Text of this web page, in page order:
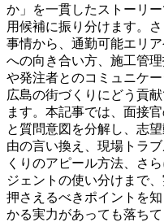
か」を一貫したストーリ
用候補に振り分けます。
事情から、通勤可能エリ
への向き合い方、施工管
や発注者とのコミュニケ
広島の街づくりにどう貢
ます。本記事では、面接
と質問意図を分解し、志
由の言い換え、現場トラ
くりのアピール方法、さ
ジェントの使い分けまで
押さえるべきポイントを
かる実力があっても落ち